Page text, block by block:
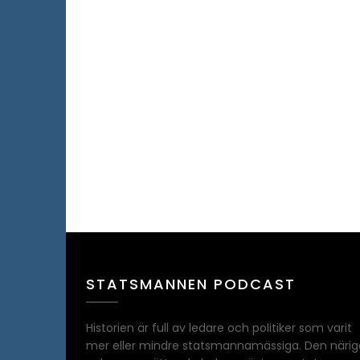
STATSMANNEN PODCAST
Historien är full av ledare och politiker som varit
mer eller mindre statsmannamässiga. Den